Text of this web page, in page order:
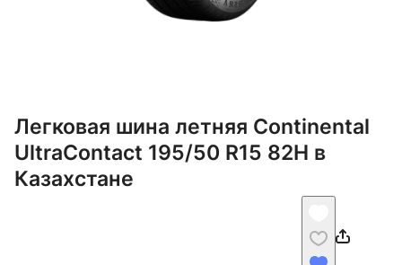
Легковая шина летняя Continental
UltraContact 195/50 R15 82H в
Казахстане